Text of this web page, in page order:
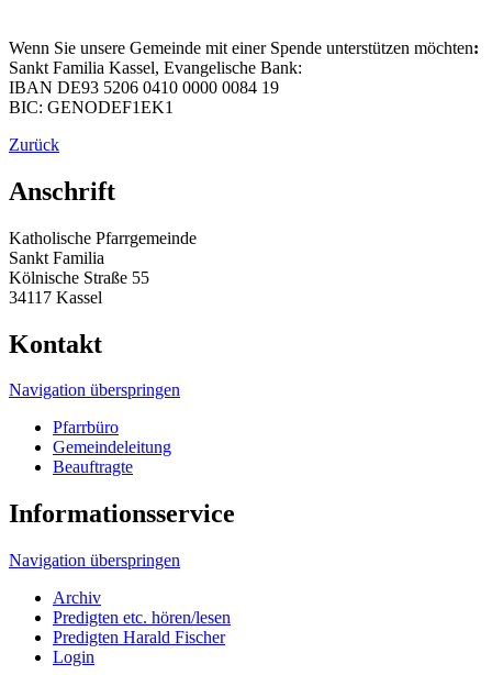
Wenn Sie unsere Gemeinde mit einer Spende unterstützen möchten:
Sankt Familia Kassel, Evangelische Bank:
IBAN DE93 5206 0410 0000 0084 19
BIC: GENODEF1EK1
Zurück
Anschrift
Katholische Pfarrgemeinde
Sankt Familia
Kölnische Straße 55
34117 Kassel
Kontakt
Navigation überspringen
Pfarrbüro
Gemeindeleitung
Beauftragte
Informationsservice
Navigation überspringen
Archiv
Predigten etc. hören/lesen
Predigten Harald Fischer
Login